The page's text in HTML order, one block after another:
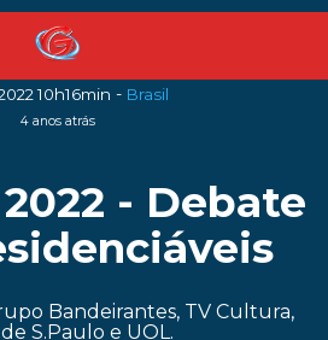
10h16min - Brasil
4 anos atrás
- Debate
Bandeirantes, TV Cultura,
S.Paulo e UOL.